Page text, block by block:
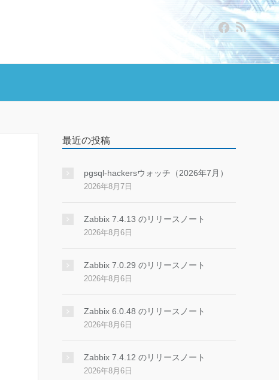
最近の投稿
pgsql-hackersウォッチ（2026年7月）
2026年8月7日
Zabbix 7.4.13 のリリースノート
2026年8月6日
Zabbix 7.0.29 のリリースノート
2026年8月6日
Zabbix 6.0.48 のリリースノート
2026年8月6日
Zabbix 7.4.12 のリリースノート
2026年8月6日